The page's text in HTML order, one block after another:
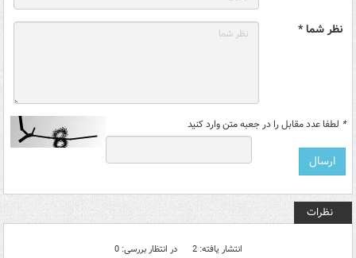
نظر شما *
* لطفا عدد مقابل را در جعبه متن وارد کنید
نظرات
انتشار یافته: 2 در انتظار بررسی: 0